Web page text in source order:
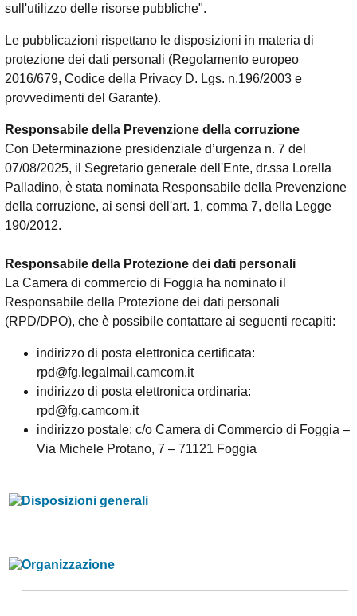
sull'utilizzo delle risorse pubbliche".
Le pubblicazioni rispettano le disposizioni in materia di
protezione dei dati personali (Regolamento europeo
2016/679, Codice della Privacy D. Lgs. n.196/2003 e
provvedimenti del Garante).
Responsabile della Prevenzione della corruzione
Con Determinazione presidenziale d’urgenza n. 7 del
07/08/2025, il Segretario generale dell'Ente, dr.ssa Lorella
Palladino, è stata nominata Responsabile della Prevenzione
della corruzione, ai sensi dell'art. 1, comma 7, della Legge
190/2012.
Responsabile della Protezione dei dati personali
La Camera di commercio di Foggia ha nominato il
Responsabile della Protezione dei dati personali
(RPD/DPO), che è possibile contattare ai seguenti recapiti:
indirizzo di posta elettronica certificata:
rpd@fg.legalmail.camcom.it
indirizzo di posta elettronica ordinaria:
rpd@fg.camcom.it
indirizzo postale: c/o Camera di Commercio di Foggia –
Via Michele Protano, 7 – 71121 Foggia
Disposizioni generali
Organizzazione